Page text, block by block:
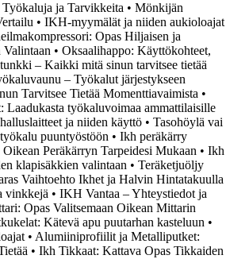
ja Tarvikkeita • Mönkijän
• IKH-myymälät ja niiden aukioloajat
Opas Hiljaisen ja
• Oksaalihappo: Käyttökohteet,
– Kaikki mitä sinun tarvitsee tietää
– Työkalut järjestykseen
Tarvitsee Tietää Momenttiavaimista •
työkaluvoimaa ammattilaisille
ja niiden käyttö • Tasohöylä vai
puuntyöstöön • Ikh peräkärry
Peräkärryn Tarpeidesi Mukaan • Ikh
klapisäkkien valintaan • Teräketjuöljy
Vaihtoehto Ikhet ja Halvin Hintatakuulla
vinkkejä • IKH Vantaa – Yhteystiedot ja
Opas Valitsemaan Oikean Mittarin
Kätevä apu puutarhan kasteluun •
• Alumiiniprofiilit ja Metalliputket:
• Ikh Tikkaat: Kattava Opas Tikkaiden